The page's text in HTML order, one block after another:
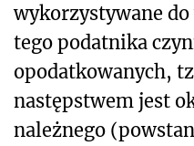
wykorzystywane
tego podatnika
opodatkowanych,
następstwem jest
należnego